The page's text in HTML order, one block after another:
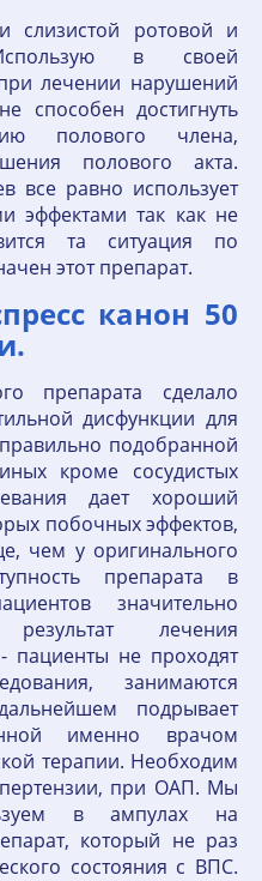
слизистой ротовой и
в своей
лечении нарушений
способен достигнуть
полового члена,
полового акта.
все равно использует
эффектами так как не
та ситуация по
этот препарат.
канон 50
препарата сделало
дисфункции для
подобранной
кроме сосудистых
дает хороший
побочных эффектов,
чем у оригинального
препарата в
значительно
лечения
пациенты не проходят
занимаются
подрывает
именно врачом
терапии. Необходим
при ОАП. Мы
в ампулах на
который не раз
состояния с ВПС.